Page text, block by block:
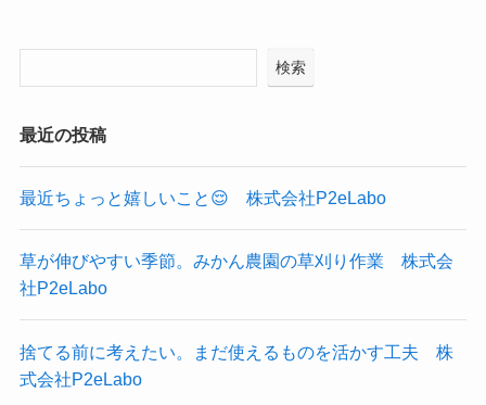
検索
最近の投稿
最近ちょっと嬉しいこと😌 株式会社P2eLabo
草が伸びやすい季節。みかん農園の草刈り作業 株式会
社P2eLabo
捨てる前に考えたい。まだ使えるものを活かす工夫 株
式会社P2eLabo